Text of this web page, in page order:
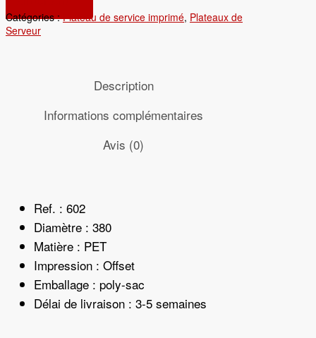
Catégories :Plateau de service imprimé, Plateaux de
Serveur
Description
Informations complémentaires
Avis (0)
Ref. : 602
Diamètre : 380
Matière : PET
Impression : Offset
Emballage : poly-sac
Délai de livraison : 3-5 semaines